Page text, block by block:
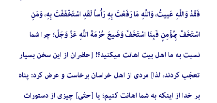
فَقَدْ وَاللَّهِ عَییتُ، وَاللَّهِ مَا رَفَعْتَ بِهِ رَأْساً لَقَدِ اسْتَخْفَفْتَ بِهِ، وَمَنِ
اسْتَخَفَّ بِمُؤْمِنٍ فَبِنَا اسْتَخَفَّ وَضَیعَ حُرْمَةَ اللَّهِ عَزَّ وَجَلَّ؛ چرا شما
نسبت به ما اهل بیت اهانت میكنید؟! [حاضران از این سخن بسیار
تعجّب كردند، لذا] مردی از اهل خراسان برخاست و عرض كرد: پناه
بر خدا از اینكه به شما اهانت كنیم؛ یا [حتّی] چیزی از دستورات